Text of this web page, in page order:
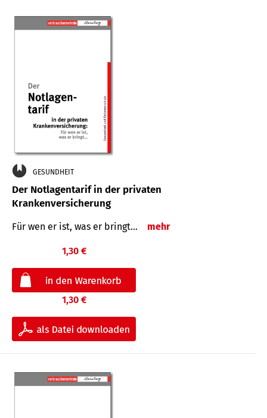
GESUNDHEIT
Der Notlagentarif in der privaten
Krankenversicherung
Für wen er ist, was er bringt… mehr
1,30 €
1,30 €